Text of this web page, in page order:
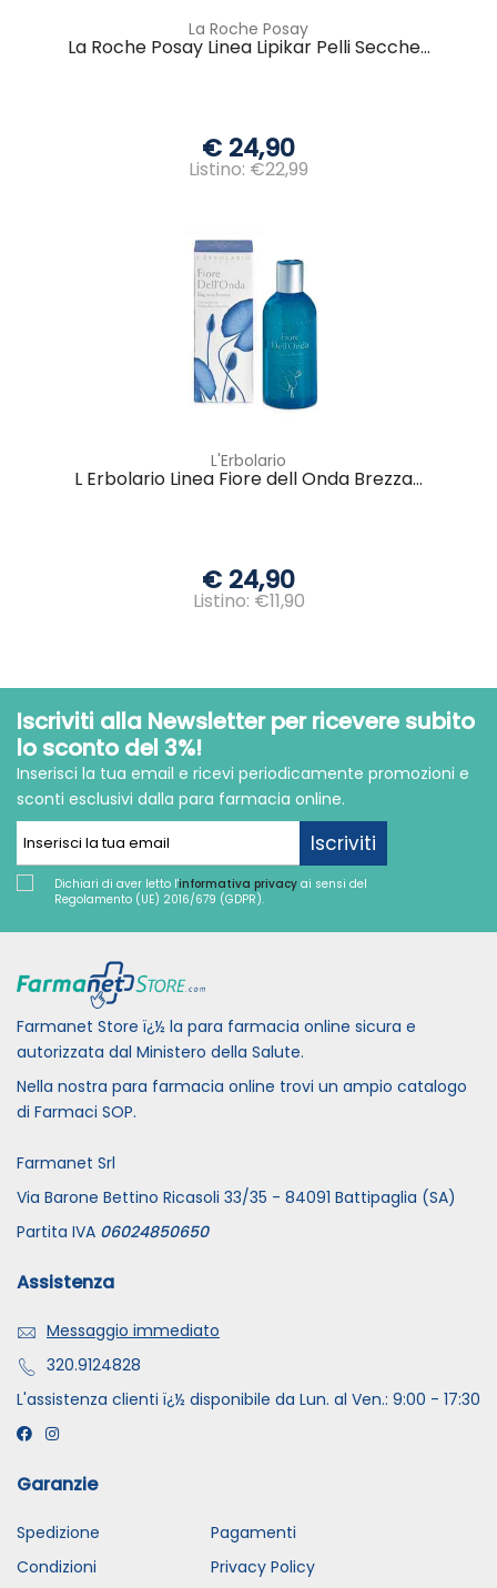
La Roche Posay
La Roche Posay Linea Lipikar Pelli Secche...
€ 24,90
Listino: €22,99
L'Erbolario
L Erbolario Linea Fiore dell Onda Brezza...
€ 24,90
Listino: €11,90
Iscriviti alla Newsletter per ricevere subito
lo sconto del 3%!
Inserisci la tua email e ricevi periodicamente promozioni e
sconti esclusivi dalla para farmacia online.
Iscriviti
Dichiari di aver letto l'informativa privacy ai sensi del
Regolamento (UE) 2016/679 (GDPR).
Farmanet Store ï¿½ la para farmacia online sicura e
autorizzata dal Ministero della Salute.
Nella nostra para farmacia online trovi un ampio catalogo
di Farmaci SOP.
Farmanet Srl
Via Barone Bettino Ricasoli 33/35 - 84091 Battipaglia (SA)
Partita IVA 06024850650
Assistenza
Messaggio immediato
320.9124828
L'assistenza clienti ï¿½ disponibile da Lun. al Ven.: 9:00 - 17:30
Garanzie
Spedizione
Pagamenti
Condizioni
Privacy Policy